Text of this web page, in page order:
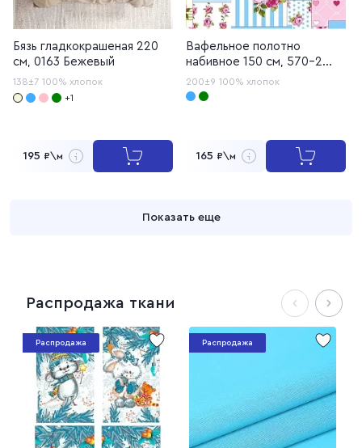
Бязь гладкокрашеная 220
см, 0163 Бежевый
138±7 100% хлопок
+1
195 ₽\м
Вафельное полотно
набивное 150 см, 570-2
Печворк
200±9 100% хлопок
165 ₽\м
Показать еще
Распродажа ткани
Распродажа Распродажа